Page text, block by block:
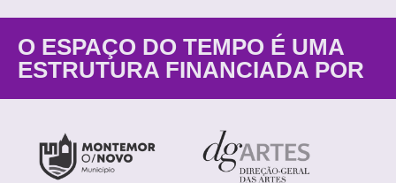
O ESPAÇO DO TEMPO É UMA
ESTRUTURA FINANCIADA POR